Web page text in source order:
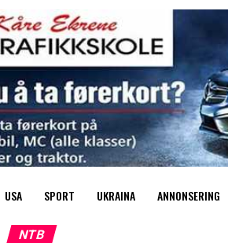
USA SPORT UKRAINA ANNONSERING
NTB